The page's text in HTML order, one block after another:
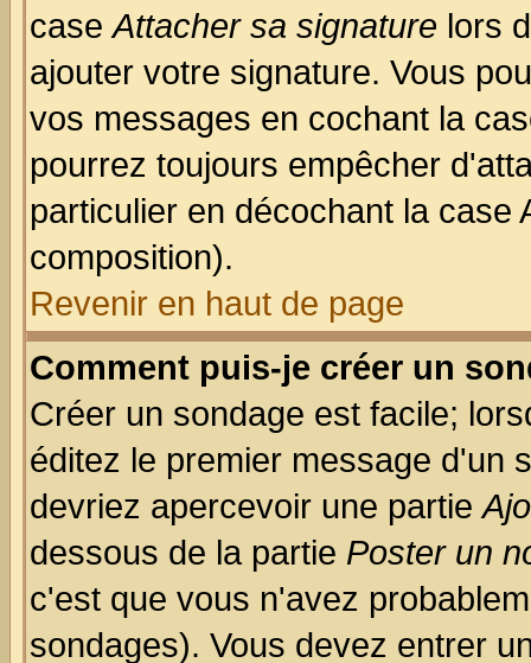
caseAttacher sa signature lors
ajouter votre signature. Vous
vos messages en cochant la
pourrez toujours empêcher
particulier en décochant la case
composition).
Revenir en haut de page
Comment puis-je créer un
Créer un sondage est facile;
éditez le premier message d'un
devriez apercevoir une partie
dessous de la partie Poster un
c'est que vous n'avez
sondages). Vous devez entrer